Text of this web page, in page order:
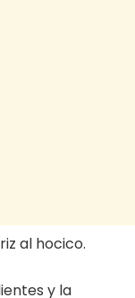
al hocico.
y la